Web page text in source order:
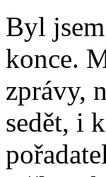
Byl
konce.
zprávy,
sedět, i